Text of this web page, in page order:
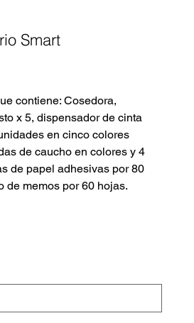
Smart
contiene: Cosedora,
x 5, dispensador de cinta
en cinco colores
de caucho en colores y 4
de papel adhesivas por 80
de memos por 60 hojas.